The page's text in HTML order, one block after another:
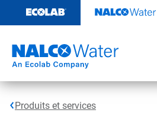
contenu​​​​​​​
Produits et services